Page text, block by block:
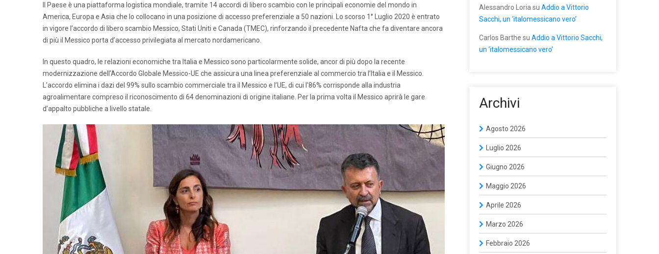
Il Paese è una piattaforma logistica mondiale, tramite 14 accordi di libero scambio con le principali economie del mondo in
America, Europa e Asia che lo collocano in una posizione di accesso preferenziale a 50 nazioni. Lo scorso 1° Luglio 2020 è entrato
in vigore l’accordo di libero scambio Messico, Stati Uniti e Canada (TMEC), rinforzando il precedente Nafta che fa diventare ancora
di più il Messico porta d’accesso privilegiata al mercato nordamericano.
In questo quadro, le relazioni economiche tra Italia e Messico sono particolarmente solide, ancor di più dopo la recente
modernizzazione dell’Accordo Globale Messico-UE che assicura una linea preferenziale al commercio tra l’Italia e il Messico.
L’accordo elimina i dazi del 99% sullo scambio commerciale tra il Messico e l’UE, di cui l’86% corrisponde alla industria
agroalimentare compreso il riconoscimento di 64 denominazioni di origine italiane. Per la prima volta il Messico aprirà le gare
d’appalto pubbliche a livello statale.
Alessandro Loria su Addio a Vittorio
Sacchi, un ‘italomessicano vero’
Carlos Barthe su Addio a Vittorio Sacchi,
un ‘italomessicano vero’
Archivi
Agosto 2026
Luglio 2026
Giugno 2026
Maggio 2026
Aprile 2026
Marzo 2026
Febbraio 2026